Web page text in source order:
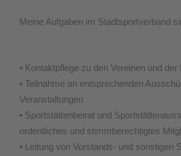
Meine Aufgaben im Stadtsportverband
• Kontaktpflege zu den Vereinen und der
• Teilnahme an entsprechenden
Veranstaltungen
• Sportstättenbeirat und
ordentliches und stimmberechtigtes
• Leitung von Vorstands- und sonstigen